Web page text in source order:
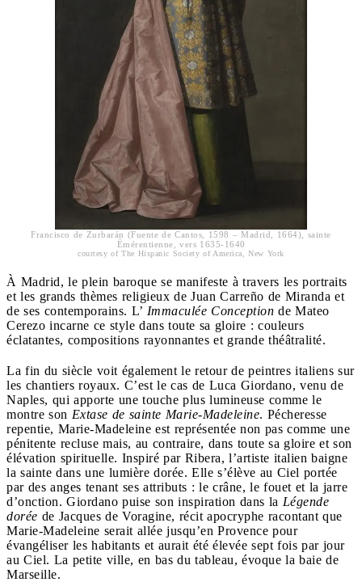
Francisco de Zurbarán (Fuente de Cantos, 1598 – Madrid, 1664)​, sainte
Émérentienne, vers 1635-1640
courtesy of The Hispanic Society of America, New York
À Madrid, le plein baroque se manifeste à travers les portraits
et les grands thèmes religieux de Juan Carreño de Miranda et
de ses contemporains. L’ Immaculée Conception de Mateo
Cerezo incarne ce style dans toute sa gloire : couleurs
éclatantes, compositions rayonnantes et grande théâtralité.
La fin du siècle voit également le retour de peintres italiens sur
les chantiers royaux. C’est le cas de Luca Giordano, venu de
Naples, qui apporte une touche plus lumineuse comme le
montre son Extase de sainte Marie-Madeleine. Pécheresse
repentie, Marie-Madeleine est représentée non pas comme une
pénitente recluse mais, au contraire, dans toute sa gloire et son
élévation spirituelle. Inspiré par Ribera, l’artiste italien baigne
la sainte dans une lumière dorée. Elle s’élève au Ciel portée
par des anges tenant ses attributs : le crâne, le fouet et la jarre
d’onction. Giordano puise son inspiration dans la Légende
dorée de Jacques de Voragine, récit apocryphe racontant que
Marie-Madeleine serait allée jusqu’en Provence pour
évangéliser les habitants et aurait été élevée sept fois par jour
au Ciel. La petite ville, en bas du tableau, évoque la baie de
Marseille.